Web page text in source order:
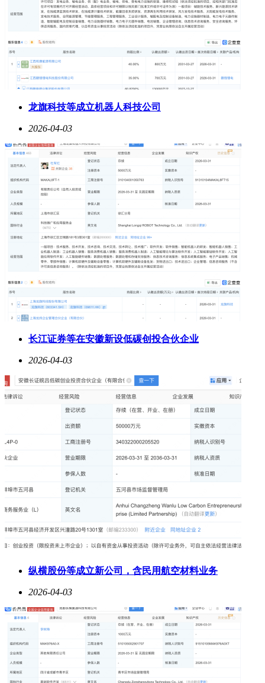
龙旗科技等成立机器人科技公司
2026-04-03
长江证券等在安徽新设低碳创投合伙企业
2026-04-03
纵横股份等成立新公司，含民用航空材料业务
2026-04-03